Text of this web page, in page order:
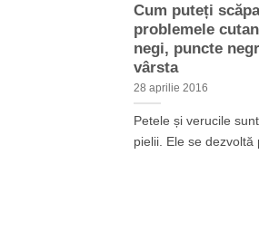
Cum puteți
problemele
negi, puncte
vârsta
28 aprilie 2016
Petele și verucile
pielii. Ele se dezvoltă